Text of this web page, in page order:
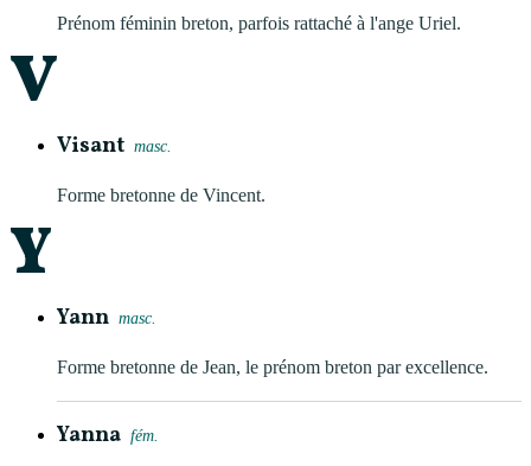
Prénom féminin breton, parfois rattaché à l'ange Uriel.
V
Visant masc.
Forme bretonne de Vincent.
Y
Yann masc.
Forme bretonne de Jean, le prénom breton par excellence.
Yanna fém.